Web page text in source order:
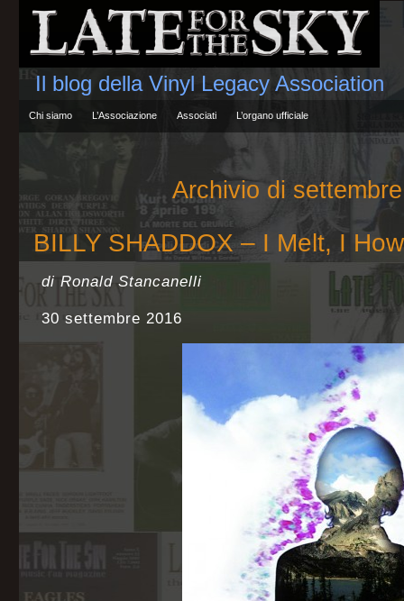
Il blog della Vinyl Legacy Association
Chi siamo L’Associazione Associati L’organo ufficiale
Archivio di
BILLY SHADDOX – I Melt, I
di Ronald Stancanelli
30 settembre 2016